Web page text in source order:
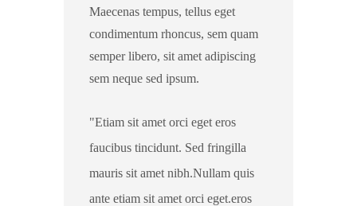
Maecenas tempus, tellus eget
condimentum rhoncus, sem quam
semper libero, sit amet adipiscing
sem neque sed ipsum.
Etiam sit amet orci eget eros
faucibus tincidunt. Sed fringilla
mauris sit amet nibh.Nullam quis
ante etiam sit amet orci eget.eros